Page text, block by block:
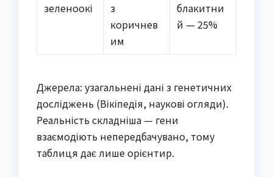
зеленоокі
з
коричнев
им
блакитни
й — 25%
Джерела: узагальнені дані з генетичних
досліджень (Вікіпедія, наукові огляди).
Реальність складніша — гени
взаємодіють непередбачувано, тому
таблиця дає лише орієнтир.